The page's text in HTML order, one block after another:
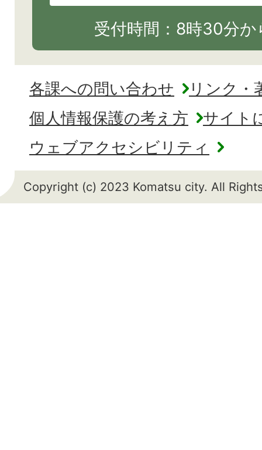
受付時間：8時30分
各課への問い合わせ
リンク・
個人情報保護の考え方
サイト
ウェブアクセシビリティ
Copyright (c) 2023 Komatsu city. All